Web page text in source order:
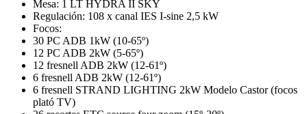
Mesa: 1 LT HYDRA II SKY
Regulación: 108 x canal IES I-sine 2,5 kW
Focos:
30 PC ADB 1kW (10-65º)
12 PC ADB 2kW (5-65º)
12 fresnell ADB 2kW (12-61º)
6 fresnell ADB 2kW (12-61º)
6 fresnell STRAND LIGHTING 2kW Modelo Castor (focos
plató TV)